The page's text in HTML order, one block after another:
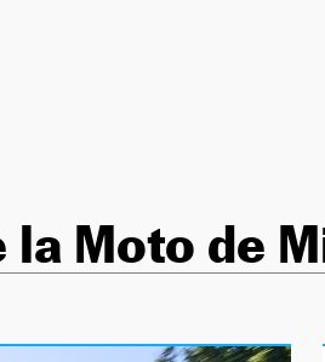
la Moto de